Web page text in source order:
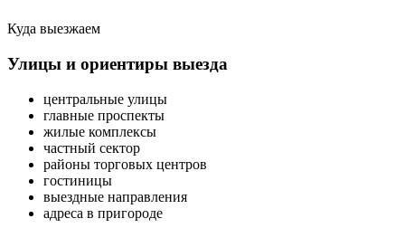
Куда выезжаем
Улицы и ориентиры выезда
центральные улицы
главные проспекты
жилые комплексы
частный сектор
районы торговых центров
гостиницы
выездные направления
адреса в пригороде